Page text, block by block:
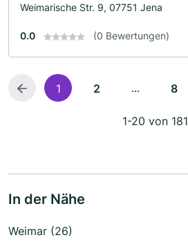
Weimarische Str. 9, 07751 Jena
0.0 (0 Bewertungen)
1 2 ... 8
1-20 von 181
In der Nähe
Weimar (26)